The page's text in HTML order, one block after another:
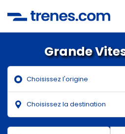
Grande